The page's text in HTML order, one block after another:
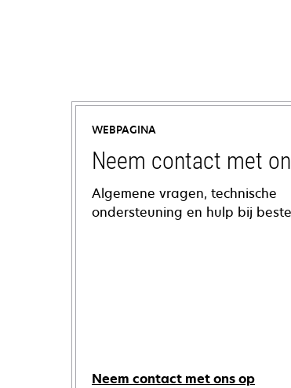
WEBPAGINA
Neem contact met
Algemene vragen, technische
ondersteuning en hulp bij
Neem contact met ons op